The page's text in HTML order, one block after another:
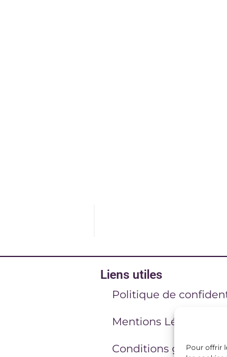
Pour offrir
Liens utiles
Politique de
Mentions Légales
Conditions générales